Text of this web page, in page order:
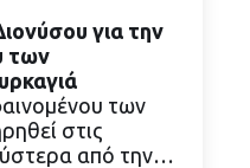
για την
των
των
στις
ύστερα από την…